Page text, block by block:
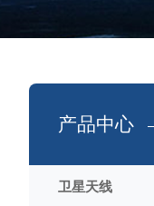
产品中心
卫星天线